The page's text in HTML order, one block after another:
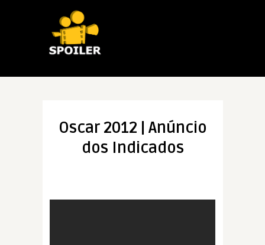
Oscar 2012 | Anúncio
dos Indicados